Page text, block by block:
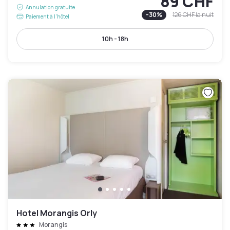
Annulation gratuite
Paiement à l'hôtel
-30% 126 CHFla nuit
10h - 18h
Hotel Morangis Orly
Morangis